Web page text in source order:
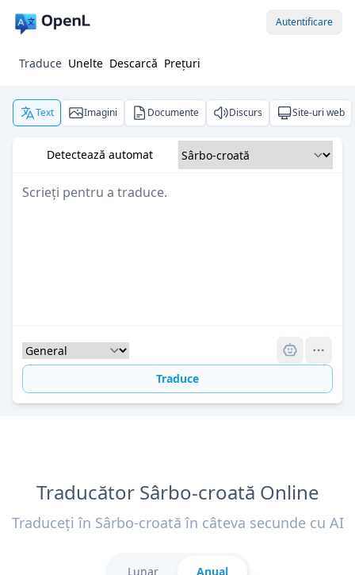
Autentificare
Traduce Unelte Descarcă Prețuri
Text Imagini Documente Discurs Site-uri web
Detectează automat
Traduce
Traducător Sârbo-croată Online
Traduceți în Sârbo-croată în câteva secunde cu AI
Lunar Anual